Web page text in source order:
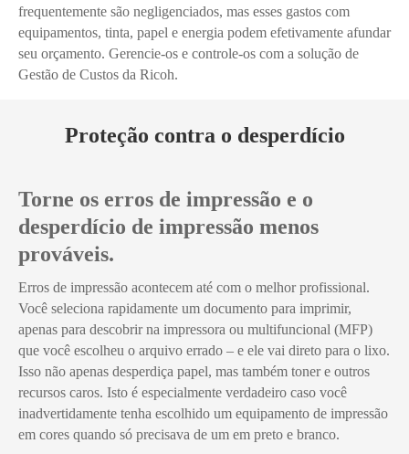
frequentemente são negligenciados, mas esses gastos com
equipamentos, tinta, papel e energia podem efetivamente afundar
seu orçamento. Gerencie-os e controle-os com a solução de
Gestão de Custos da Ricoh.
Proteção contra o desperdício
Torne os erros de impressão e o
desperdício de impressão menos
prováveis.
Erros de impressão acontecem até com o melhor profissional.
Você seleciona rapidamente um documento para imprimir,
apenas para descobrir na impressora ou multifuncional (MFP)
que você escolheu o arquivo errado – e ele vai direto para o lixo.
Isso não apenas desperdiça papel, mas também toner e outros
recursos caros. Isto é especialmente verdadeiro caso você
inadvertidamente tenha escolhido um equipamento de impressão
em cores quando só precisava de um em preto e branco.